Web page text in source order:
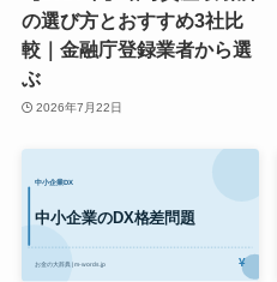
の選び方とおすすめ3社比
較｜金融庁登録業者から選
ぶ
2026年7月22日